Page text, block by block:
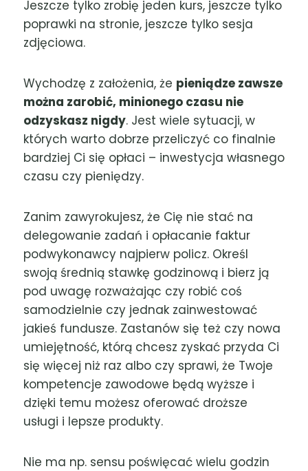
Jeszcze tylko zrobię jeden kurs, jeszcze tylko
poprawki na stronie, jeszcze tylko sesja
zdjęciowa.
Wychodzę z założenia, że pieniądze zawsze
można zarobić, minionego czasu nie
odzyskasz nigdy. Jest wiele sytuacji, w
których warto dobrze przeliczyć co finalnie
bardziej Ci się opłaci – inwestycja własnego
czasu czy pieniędzy.
Zanim zawyrokujesz, że Cię nie stać na
delegowanie zadań i opłacanie faktur
podwykonawcy najpierw policz. Określ
swoją średnią stawkę godzinową i bierz ją
pod uwagę rozważając czy robić coś
samodzielnie czy jednak zainwestować
jakieś fundusze. Zastanów się też czy nowa
umiejętność, którą chcesz zyskać przyda Ci
się więcej niż raz albo czy sprawi, że Twoje
kompetencje zawodowe będą wyższe i
dzięki temu możesz oferować droższe
usługi i lepsze produkty.
Nie ma np. sensu poświęcać wielu godzin